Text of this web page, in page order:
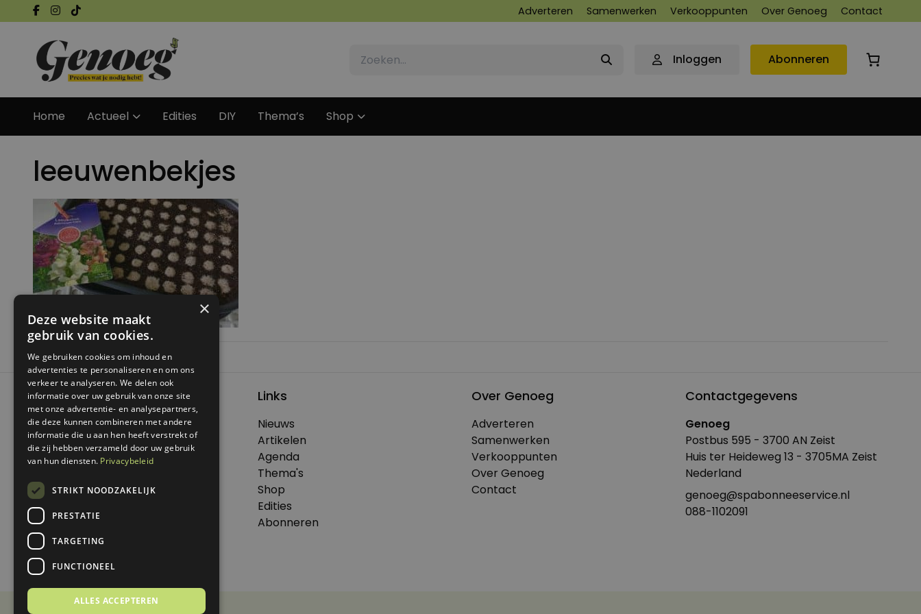
Adverteren Samenwerken Verkooppunten Over Genoeg Contact
Inloggen Abonneren
Home Actueel Edities DIY Thema’s Shop
leeuwenbekjes
Bericht
navigatie
Previous: Zuinig zaaien
© 2026 Genoeg .
Alle rechten voorbehouden.
Dit is een uitgave van Virtùmedia
Links
Nieuws
Artikelen
Agenda
Thema's
Shop
Edities
Abonneren
Over Genoeg
Adverteren
Samenwerken
Verkooppunten
Over Genoeg
Contact
Contactgegevens
Genoeg
Postbus 595 - 3700 AN Zeist
Huis ter Heideweg 13 - 3705MA Zeist
Nederland
genoeg@spabonneeservice.nl
088-1102091
Disclaimer Privacy Statement
×
Deze website maakt
gebruik van cookies.
We gebruiken cookies om inhoud en
advertenties te personaliseren en om ons
verkeer te analyseren. We delen ook
informatie over uw gebruik van onze site
met onze advertentie- en analysepartners,
die deze kunnen combineren met andere
informatie die u aan hen heeft verstrekt of
die zij hebben verzameld door uw gebruik
van hun diensten. Privacybeleid
STRIKT NOODZAKELIJK
PRESTATIE
TARGETING
FUNCTIONEEL
ALLES ACCEPTEREN